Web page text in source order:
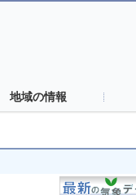
地域の情報